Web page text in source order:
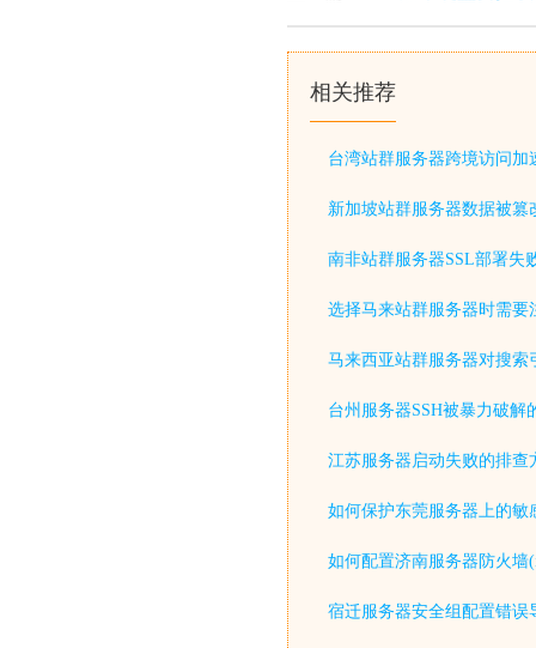
相关推荐
台湾站群服务器跨境访问加
新加坡站群服务器数据被篡
南非站群服务器SSL部署失
选择马来站群服务器时需要
马来西亚站群服务器对搜索
台州服务器SSH被暴力破解
江苏服务器启动失败的排查
如何保护东莞服务器上的敏
如何配置济南服务器防火墙
宿迁服务器安全组配置错误